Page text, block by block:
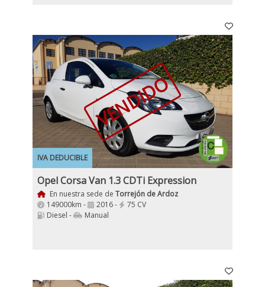
IVA DEDUCIBLE
VENDIDO
Opel Corsa Van 1.3 CDTi Expression
En nuestra sede de Torrejón de Ardoz
149000km -
2016 -
75 CV
Diesel -
Manual